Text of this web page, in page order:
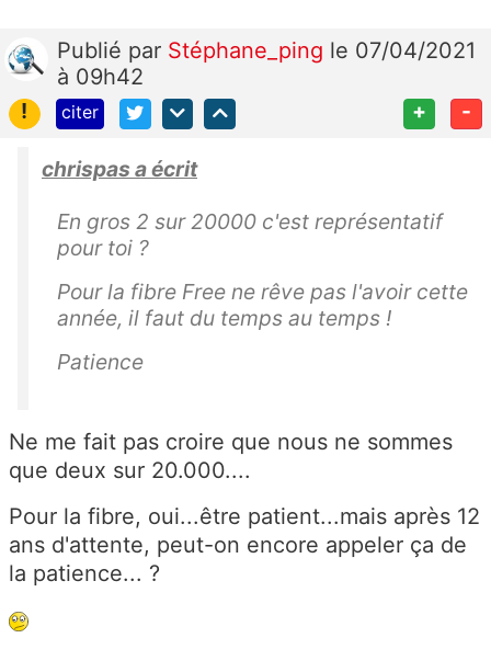
Publié par Stéphane_ping le 07/04/2021
à 09h42
!
citer + -
chrispas a écrit
En gros 2 sur 20000 c'est représentatif
pour toi ?
Pour la fibre Free ne rêve pas l'avoir cette
année, il faut du temps au temps !
Patience
Ne me fait pas croire que nous ne sommes
que deux sur 20.000....
Pour la fibre, oui...être patient...mais après 12
ans d'attente, peut-on encore appeler ça de
la patience... ?